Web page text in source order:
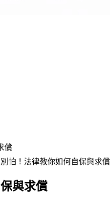
償
怕！法律教你如何自保與求償
與求償